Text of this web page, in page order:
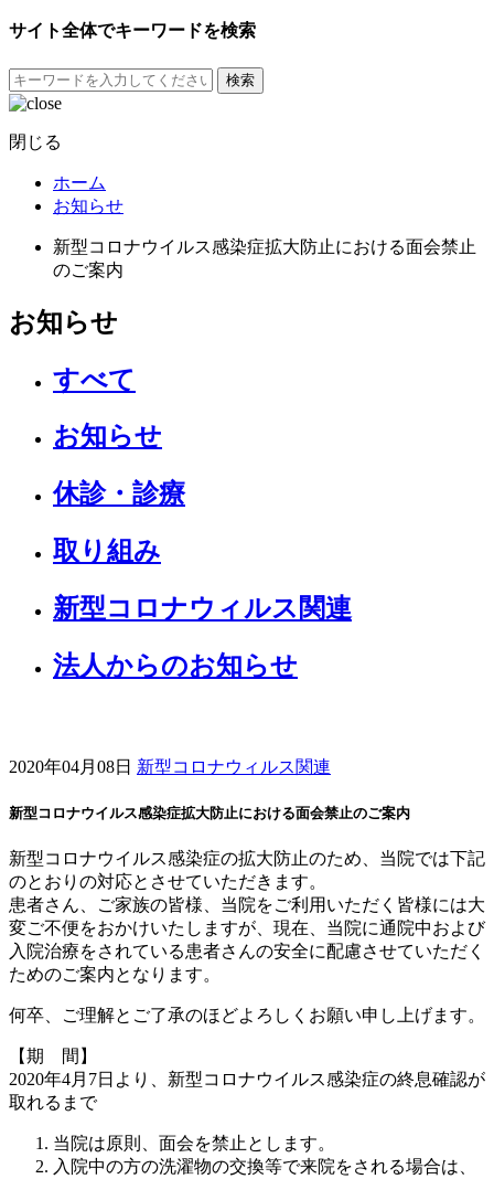
サイト全体でキーワードを検索
検索
閉じる
ホーム
お知らせ
新型コロナウイルス感染症拡大防止における面会禁止
のご案内
お知らせ
すべて
お知らせ
休診・診療
取り組み
新型コロナウィルス関連
法人からのお知らせ
2020年04月08日 新型コロナウィルス関連
新型コロナウイルス感染症拡大防止における面会禁止のご案内
新型コロナウイルス感染症の拡大防止のため、当院では下記
のとおりの対応とさせていただきます。
患者さん、ご家族の皆様、当院をご利用いただく皆様には大
変ご不便をおかけいたしますが、現在、当院に通院中および
入院治療をされている患者さんの安全に配慮させていただく
ためのご案内となります。
何卒、ご理解とご了承のほどよろしくお願い申し上げます。
【期 間】
2020年4月7日より、新型コロナウイルス感染症の終息確認が
取れるまで
当院は原則、面会を禁止とします。
入院中の方の洗濯物の交換等で来院をされる場合は、